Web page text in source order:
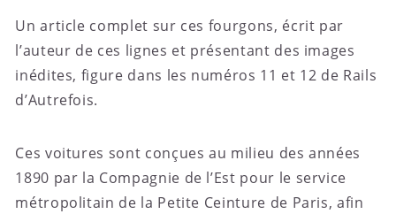
Un article complet sur ces fourgons, écrit par
l’auteur de ces lignes et présentant des images
inédites, figure dans les numéros 11 et 12 de Rails
d’Autrefois.
Ces voitures sont conçues au milieu des années
1890 par la Compagnie de l’Est pour le service
métropolitain de la Petite Ceinture de Paris, afin